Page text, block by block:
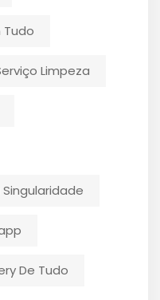
Tudo
Limpeza
De Tudo